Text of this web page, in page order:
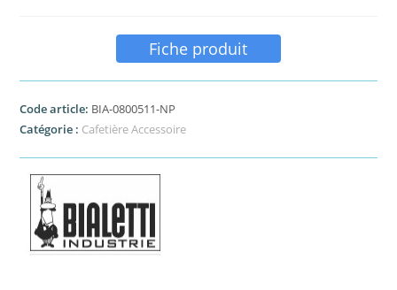
Fiche produit
Code article: BIA-0800511-NP
Catégorie : Cafetière Accessoire